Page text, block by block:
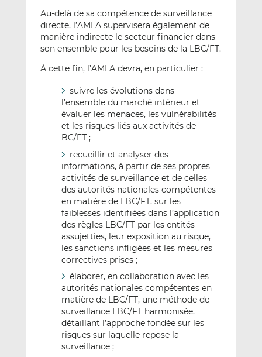
Au-delà de sa compétence de surveillance
directe, l’AMLA supervisera également de
manière indirecte le secteur financier dans
son ensemble pour les besoins de la LBC/FT.
À cette fin, l’AMLA devra, en particulier :
suivre les évolutions dans
l’ensemble du marché intérieur et
évaluer les menaces, les vulnérabilités
et les risques liés aux activités de
BC/FT ;
recueillir et analyser des
informations, à partir de ses propres
activités de surveillance et de celles
des autorités nationales compétentes
en matière de LBC/FT, sur les
faiblesses identifiées dans l’application
des règles LBC/FT par les entités
assujetties, leur exposition au risque,
les sanctions infligées et les mesures
correctives prises ;
élaborer, en collaboration avec les
autorités nationales compétentes en
matière de LBC/FT, une méthode de
surveillance LBC/FT harmonisée,
détaillant l’approche fondée sur les
risques sur laquelle repose la
surveillance ;